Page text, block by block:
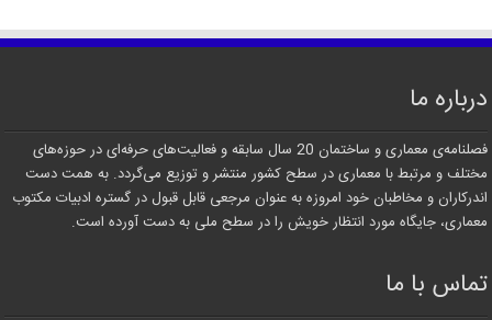
درباره ما
فصلنامه‌ی معماری و ساختمان 20 سال سابقه و فعالیت‌های حرفه‌ای در حوزه‌های
مختلف و مرتبط با معماری در سطح کشور منتشر و توزیع می‌گردد. به همت دست
اندرکاران و مخاطبان خود امروزه به عنوان مرجعی قابل قبول در گستره ادبیات مکتوب
معماری، جایگاه مورد انتظار خویش را در سطح ملی به دست آورده است.
تماس با ما